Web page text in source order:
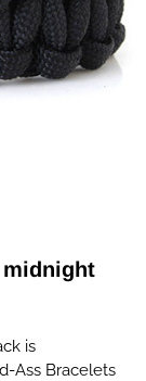
midnight
is
Ass Bracelets